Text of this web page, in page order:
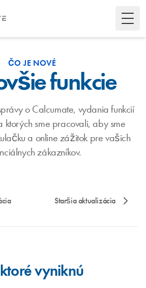
ČO JE NOVÉ
funkcie
o Calcumate, vydania funkcií
ktorých sme pracovali, aby sme
a online zážitok pre vašich
zákazníkov.
Staršia aktualizácia
vyniknú